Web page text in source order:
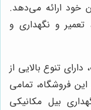
خود ارائه می‌دهد.
و نگهداری و
، دارای تنوع بالایی از
فروشگاه، تمامی
بیل مکانیکی